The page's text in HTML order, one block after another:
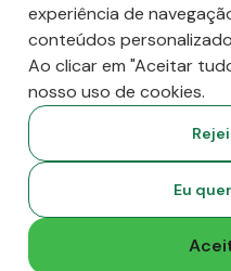
RemoFirst
casa.
Termos e condições
experiência de
conteúdos
Ao clicar em "Aceitar
nosso uso de cookies.
Eu